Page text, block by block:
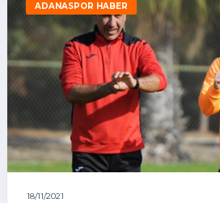
ADANASPOR HABER
18/11/2021